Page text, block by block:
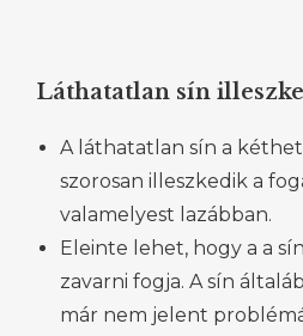
Láthatatlan sín
A láthatatlan sín a
szorosan illeszkedik a
valamelyest lazábban.
Eleinte lehet, hogy a a
zavarni fogja. A sín
már nem jelent